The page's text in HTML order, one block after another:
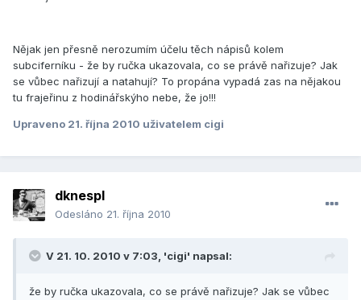
Nějak jen přesně nerozumím účelu těch nápisů kolem
subciferníku - že by ručka ukazovala, co se právě nařizuje? Jak
se vůbec nařizují a natahují? To propána vypadá zas na nějakou
tu frajeřinu z hodinářskýho nebe, že jo!!!
Upraveno 21. října 2010 uživatelem cigi
dknespl
Odesláno 21. října 2010
V 21. 10. 2010 v 7:03, 'cigi' napsal:
že by ručka ukazovala, co se právě nařizuje? Jak se vůbec